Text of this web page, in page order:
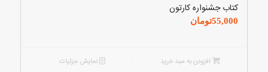
کتاب جشنواره کارتون
55,000تومان
افزودن به سبد خرید نمایش جزئیات